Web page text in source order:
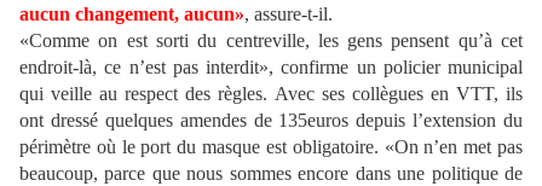
aucun changement, aucun», assure-t-il.
«Comme on est sorti du centreville, les gens pensent qu’à cet
endroit-là, ce n’est pas interdit», confirme un policier municipal
qui veille au respect des règles. Avec ses collègues en VTT, ils
ont dressé quelques amendes de 135euros depuis l’extension du
périmètre où le port du masque est obligatoire. «On n’en met pas
beaucoup, parce que nous sommes encore dans une politique de